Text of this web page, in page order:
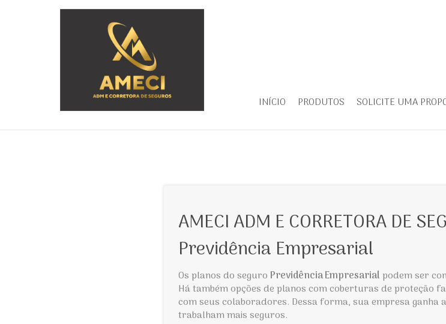
INÍCIO PRODUTOS SOLICITE UMA
AMECI ADM E CORRETORA DE
Previdência Empresarial
Os planos do seguro Previdência Empresarial podem ser
Há também opções de planos com coberturas de proteção
com seus colaboradores. Dessa forma, sua empresa ganha
trabalham mais seguros.